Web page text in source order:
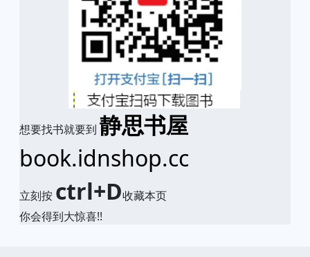
想要找书就要到 静思书屋
book.idnshop.cc
立刻按 ctrl+D收藏本页
你会得到大惊喜!!